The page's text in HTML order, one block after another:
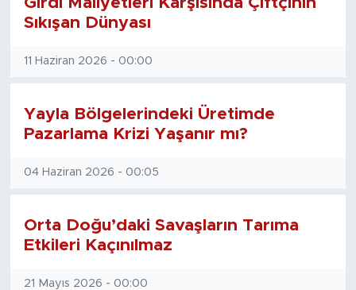
Sıkışan Dünyası
11 Haziran 2026 - 00:00
Yayla Bölgelerindeki Üretimde
Pazarlama Krizi Yaşanır mı?
04 Haziran 2026 - 00:05
Orta Doğu’daki Savaşların Tarıma
Etkileri Kaçınılmaz
21 Mayıs 2026 - 00:00